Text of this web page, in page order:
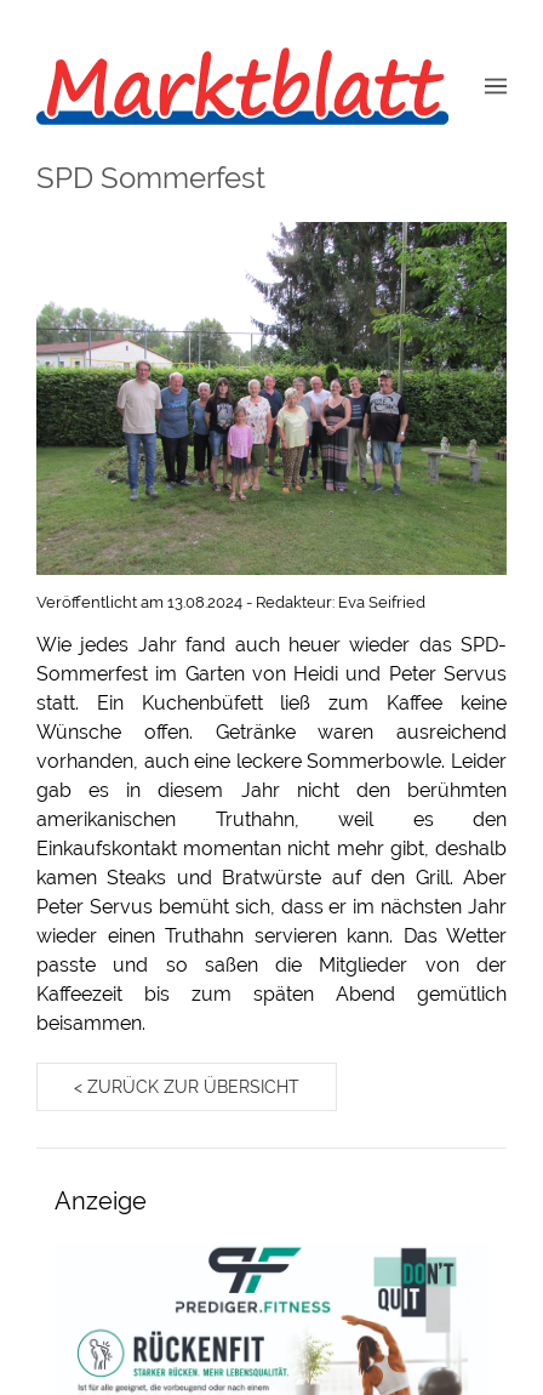
SPD Sommerfest
Veröffentlicht am 13.08.2024 - Redakteur: Eva Seifried
Wie jedes Jahr fand auch heuer wieder das SPD-
Sommerfest im Garten von Heidi und Peter Servus
statt. Ein Kuchenbüfett ließ zum Kaffee keine
Wünsche offen. Getränke waren ausreichend
vorhanden, auch eine leckere Sommerbowle. Leider
gab es in diesem Jahr nicht den berühmten
amerikanischen Truthahn, weil es den
Einkaufskontakt momentan nicht mehr gibt, deshalb
kamen Steaks und Bratwürste auf den Grill. Aber
Peter Servus bemüht sich, dass er im nächsten Jahr
wieder einen Truthahn servieren kann. Das Wetter
passte und so saßen die Mitglieder von der
Kaffeezeit bis zum späten Abend gemütlich
beisammen.
< ZURÜCK ZUR ÜBERSICHT
Anzeige